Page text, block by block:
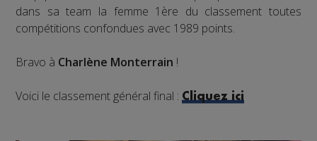
dans sa team la femme 1ère du classement toutes
compétitions confondues avec 1989 points.
Bravo à Charlène Monterrain !
Voici le classement général final :Cliquez ici